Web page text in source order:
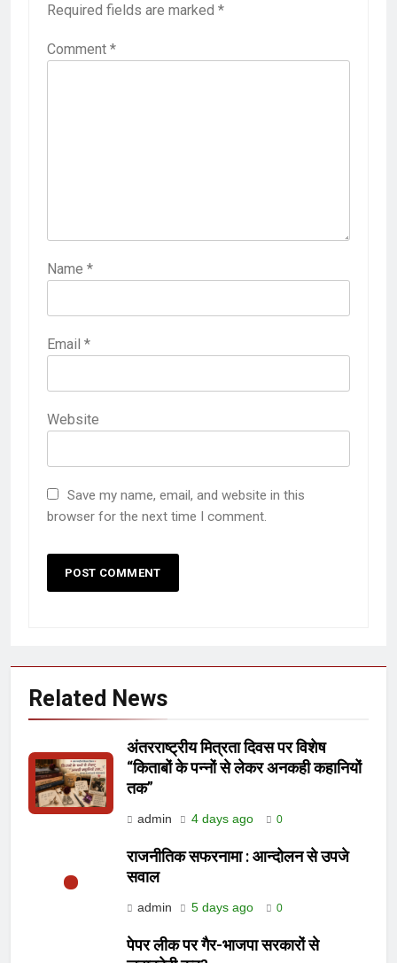
Required fields are marked *
Comment *
Name *
Email *
Website
Save my name, email, and website in this
browser for the next time I comment.
Related News
अंतरराष्ट्रीय मित्रता दिवस पर विशेष
“किताबों के पन्नों से लेकर अनकही कहानियों
तक”
admin 4 days ago 0
राजनीतिक सफरनामा : आन्दोलन से उपजे
सवाल
admin 5 days ago 0
पेपर लीक पर गैर-भाजपा सरकारों से